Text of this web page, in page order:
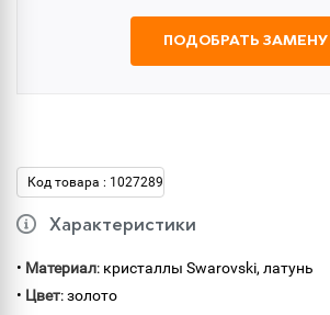
ПОДОБРАТЬ ЗАМЕНУ
Код товара : 1027289
Характеристики
• Материал: кристаллы Swarovski, латунь
• Цвет: золото